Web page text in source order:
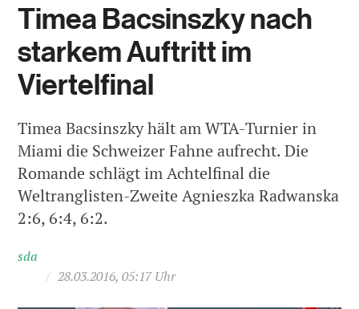
Timea Bacsinszky nach
starkem Auftritt im
Viertelfinal
Timea Bacsinszky hält am WTA-Turnier in
Miami die Schweizer Fahne aufrecht. Die
Romande schlägt im Achtelfinal die
Weltranglisten-Zweite Agnieszka Radwanska
2:6, 6:4, 6:2.
sda
/ 28.03.2016, 05:17 Uhr